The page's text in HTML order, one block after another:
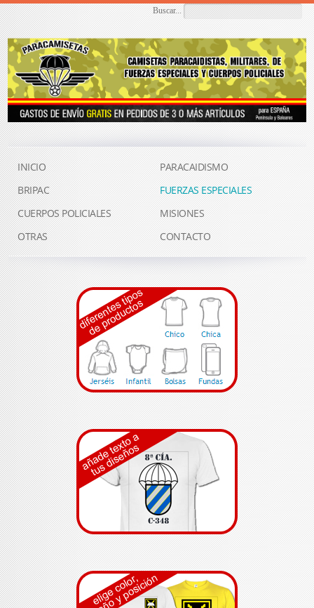
Buscar...
INICIO
PARACAIDISMO
BRIPAC
FUERZAS ESPECIALES
CUERPOS POLICIALES
MISIONES
OTRAS
CONTACTO